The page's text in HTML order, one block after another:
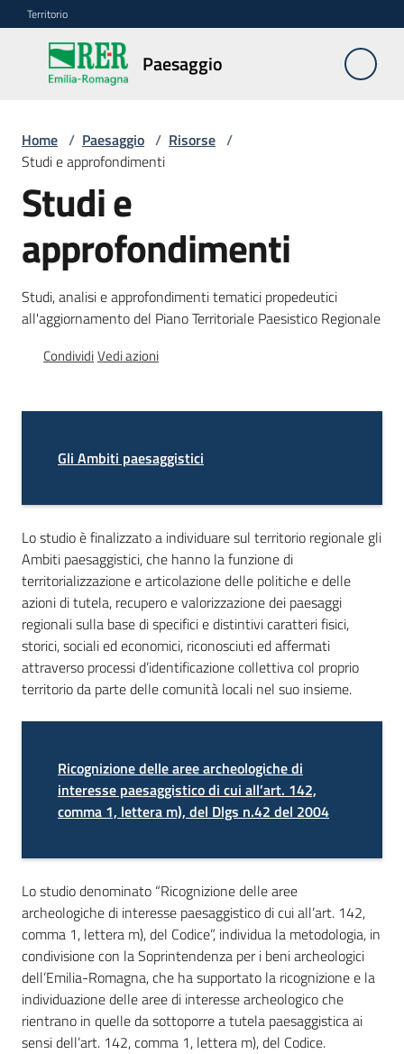
Vai al contenuto
Vai alla navigazione
Vai al footer
Territorio
Paesaggio
Paesaggio
Piano
paesaggistico
regionale
Beni
paesaggistici
Autorizzazioni
Norme
atti
Seguici
su
Territorio
Novità
Servizi
Leggi Atti Bandi
Home / Paesaggio / Risorse /
Studi e approfondimenti
Studi e
approfondimenti
Studi, analisi e approfondimenti tematici propedeutici
all'aggiornamento del Piano Territoriale Paesistico Regionale
CondividiVedi azioni
Gli Ambiti paesaggistici
Lo studio è finalizzato a individuare sul territorio regionale gli
Ambiti paesaggistici, che hanno la funzione di
territorializzazione e articolazione delle politiche e delle
azioni di tutela, recupero e valorizzazione dei paesaggi
regionali sulla base di specifici e distintivi caratteri fisici,
storici, sociali ed economici, riconosciuti ed affermati
attraverso processi d’identificazione collettiva col proprio
territorio da parte delle comunità locali nel suo insieme.
Ricognizione delle areearcheologiche di
interesse paesaggistico di cui all’art. 142,
comma 1, lettera m), del Dlgs n.42 del 2004
Lo studio denominato “Ricognizione delle aree
archeologiche di interesse paesaggistico di cui all’art. 142,
comma 1, lettera m), del Codice”, individua la metodologia, in
condivisione con la Soprintendenza per i beni archeologici
dell’Emilia-Romagna, che ha supportato la ricognizione e la
individuazione delle aree di interesse archeologico che
rientrano in quelle da sottoporre a tutela paesaggistica ai
sensi dell’art. 142, comma 1, lettera m), del Codice.